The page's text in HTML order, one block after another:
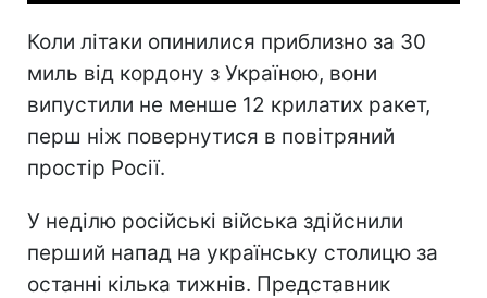
Коли літаки опинилися приблизно за 30
миль від кордону з Україною, вони
випустили не менше 12 крилатих ракет,
перш ніж повернутися в повітряний
простір Росії.
У неділю російські війська здійснили
перший напад на українську столицю за
останні кілька тижнів. Представник